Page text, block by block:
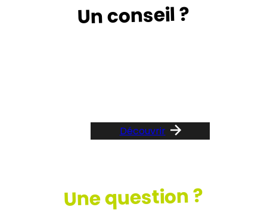
Un conseil ?
Découvrir
Une question ?